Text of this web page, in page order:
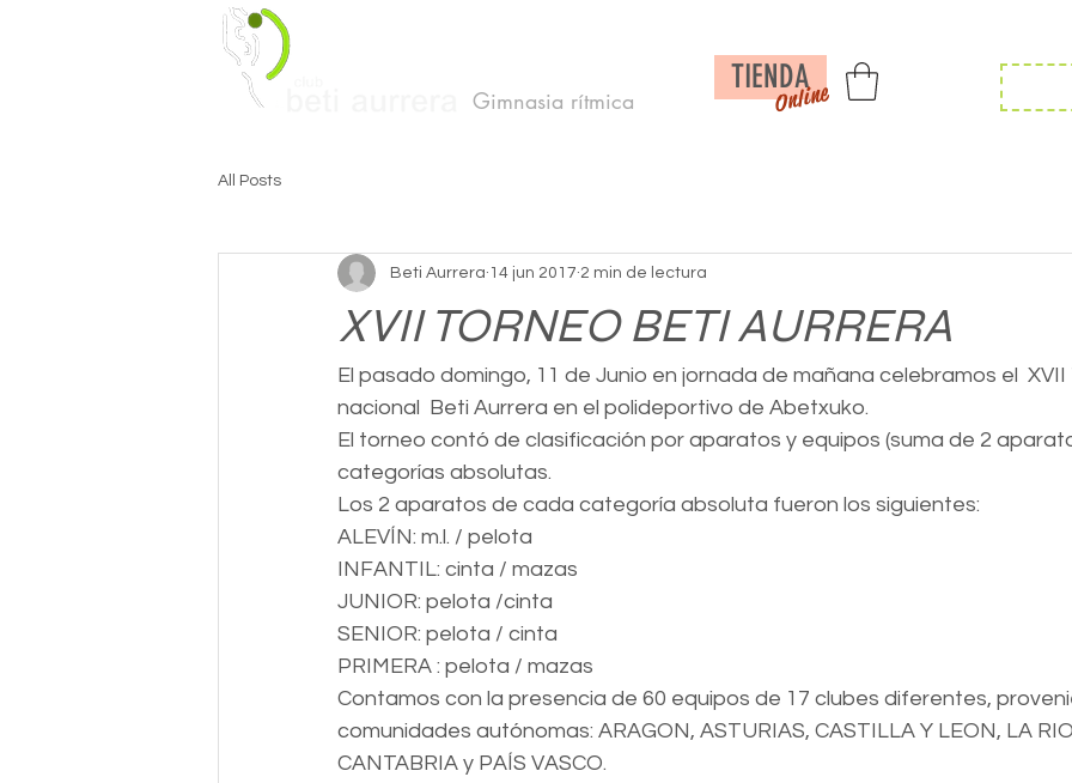
Gimnasia rítmica
TIENDA
Online
All Posts
XVII TORNEO BETI AURRERA
Beti Aurrera 14 jun 2017 2 min de lectura
El pasado domingo, 11 de Junio en jornada de mañana celebramos el  XVII
nacional  Beti Aurrera en el polideportivo de Abetxuko.
El torneo contó de clasificación por aparatos y equipos (suma de 2
categorías absolutas.
Los 2 aparatos de cada categoría absoluta fueron los siguientes:
ALEVÍN: m.l. / pelota
INFANTIL: cinta / mazas
JUNIOR: pelota /cinta
SENIOR: pelota / cinta
PRIMERA : pelota / mazas
Contamos con la presencia de 60 equipos de 17 clubes diferentes,
comunidades autónomas: ARAGON, ASTURIAS, CASTILLA Y LEON, LA
CANTABRIA y PAÍS VASCO.